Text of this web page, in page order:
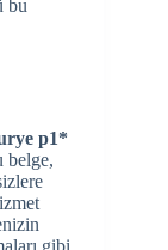
bu
p1*
belge,